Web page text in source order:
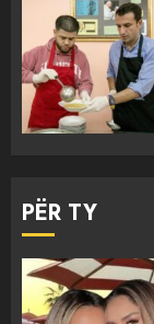
PËR TY
3
4